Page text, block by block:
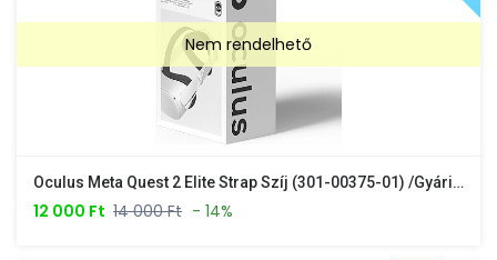
Nem rendelhető
Oculus Meta Quest 2 Elite Strap Szíj (301-00375-01) /gyári Doboz Nélkül/
12 000 Ft 14 000 Ft - 14%